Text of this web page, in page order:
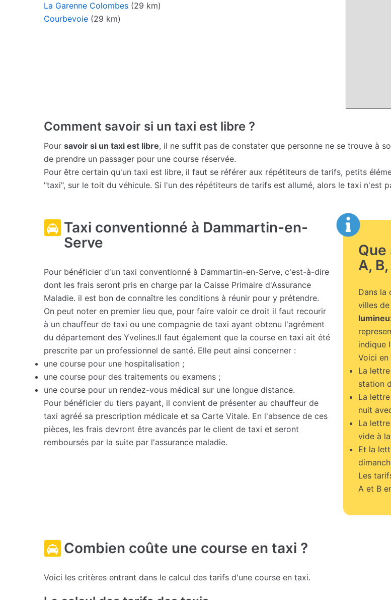
La Garenne Colombes (29 km)
Courbevoie (29 km)
Comment savoir si un taxi est libre ?
Pour savoir si un taxi est libre, il ne suffit pas de constater que personne ne se trouve à
de prendre un passager pour une course réservée.
Pour être certain qu'un taxi est libre, il faut se référer aux répétiteurs de tarifs, petits
"taxi", sur le toit du véhicule. Si l'un des répétiteurs de tarifs est allumé, alors le taxi n'est
Taxi conventionné à Dammartin-en-
Serve
Pour bénéficier d'un taxi conventionné à Dammartin-en-Serve, c'est-à-dire
dont les frais seront pris en charge par la Caisse Primaire d'Assurance
Maladie. il est bon de connaître les conditions à réunir pour y prétendre.
On peut noter en premier lieu que, pour faire valoir ce droit il faut recourir
à un chauffeur de taxi ou une compagnie de taxi ayant obtenu l'agrément
du département des Yvelines.Il faut également que la course en taxi ait été
prescrite par un professionnel de santé. Elle peut ainsi concerner :
une course pour une hospitalisation ;
une course pour des traitements ou examens ;
une course pour un rendez-vous médical sur une longue distance.
Pour bénéficier du tiers payant, il convient de présenter au chauffeur de
taxi agréé sa prescription médicale et sa Carte Vitale. En l'absence de ces
pièces, les frais devront être avancés par le client de taxi et seront
remboursés par la suite par l'assurance maladie.
A,
Dans la
villes
indique
Voici
La
station
La
nuit
La
vide à
Et la
Les
A et B
Combien coûte une course en taxi ?
Voici les critères entrant dans le calcul des tarifs d'une course en taxi.